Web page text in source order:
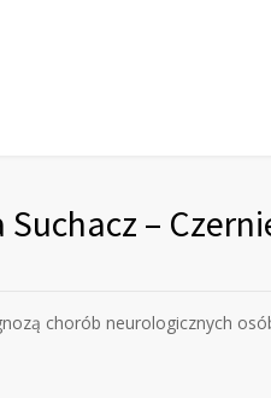
–
chorób neurologicznych